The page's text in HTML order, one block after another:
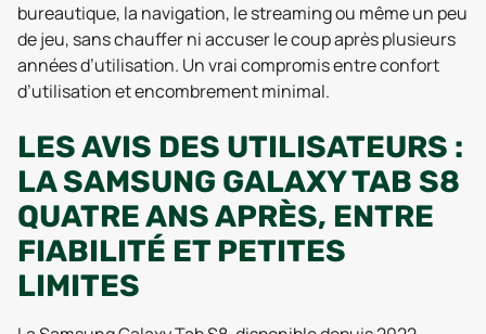
bureautique, la navigation, le streaming ou même un peu
de jeu, sans chauffer ni accuser le coup après plusieurs
années d’utilisation. Un vrai compromis entre confort
d’utilisation et encombrement minimal.
LES AVIS DES UTILISATEURS :
LA SAMSUNG GALAXY TAB S8
QUATRE ANS APRÈS, ENTRE
FIABILITÉ ET PETITES
LIMITES